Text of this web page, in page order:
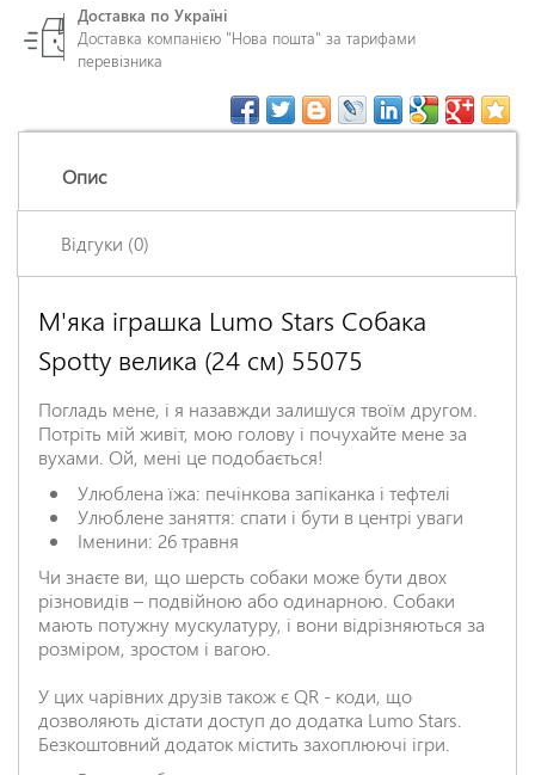
Доставка по Україні
Доставка компанією "Нова пошта" за тарифами
перевізника
Опис
Відгуки (0)
М'яка іграшка Lumo Stars Собака
Spotty велика (24 см) 55075
Погладь мене, і я назавжди залишуся твоїм другом.
Потріть мій живіт, мою голову і почухайте мене за
вухами. Ой, мені це подобається!
Улюблена їжа: печінкова запіканка і тефтелі
Улюблене заняття: спати і бути в центрі уваги
Іменини: 26 травня
Чи знаєте ви, що шерсть собаки може бути двох
різновидів – подвійною або одинарною. Собаки
мають потужну мускулатуру, і вони відрізняються за
розміром, зростом і вагою.
У цих чарівних друзів також є QR - коди, що
дозволяють дістати доступ до додатка Lumo Stars.
Безкоштовний додаток містить захоплюючі ігри.
Залишіть відгук про цей товар першими
*
Ім'я
*
Заголовок відгуку
*
Відгук
НАДІСЛАТИ ВІДГУК